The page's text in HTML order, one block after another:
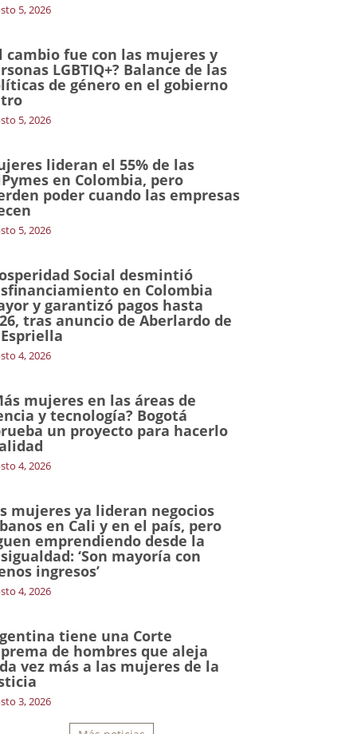
5, 2026
cambio fue con las mujeres y
LGBTIQ+? Balance de las
de género en el gobierno
5, 2026
lideran el 55% de las
en Colombia, pero
poder cuando las empresas
5, 2026
Social desmintió
en Colombia
y garantizó pagos hasta
tras anuncio de Aberlardo de
4, 2026
mujeres en las áreas de
y tecnología? Bogotá
un proyecto para hacerlo
4, 2026
mujeres ya lideran negocios
en Cali y en el país, pero
emprendiendo desde la
‘Son mayoría con
ingresos’
4, 2026
tiene una Corte
de hombres que aleja
vez más a las mujeres de la
3, 2026